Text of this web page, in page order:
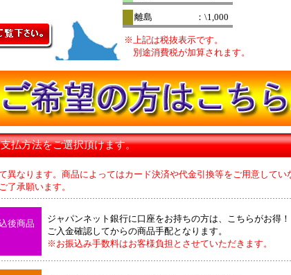
離島 ：\1,000
※上記は税抜表示です。
別途消費税が加算されます。
払方法をご選択頂けます。
異なります。商品によってはカード決済や代金引換等をご用意してい
承願います。
後商品
ジャパンネット銀行に口座をお持ちの方は、こちらがお得！
ご入金確認してからの商品手配となります。
※お振込み手数料はお客様負担とさせていただきます。